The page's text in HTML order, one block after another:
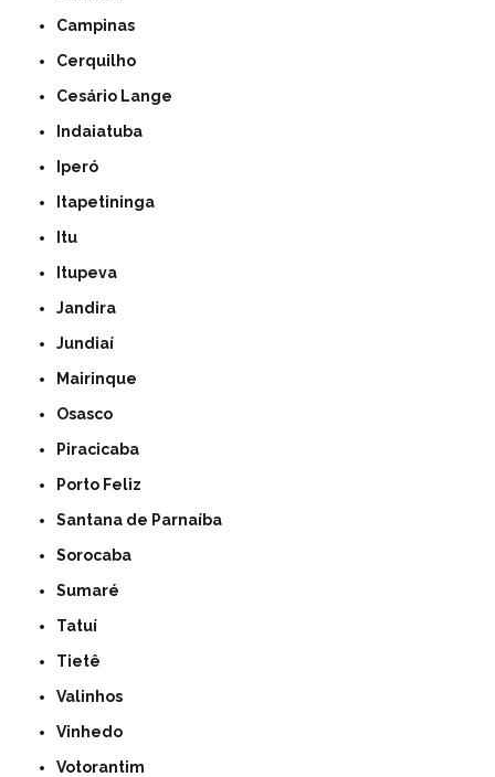
Campinas
Cerquilho
Cesário Lange
Indaiatuba
Iperó
Itapetininga
Itu
Itupeva
Jandira
Jundiaí
Mairinque
Osasco
Piracicaba
Porto Feliz
Santana de Parnaíba
Sorocaba
Sumaré
Tatuí
Tietê
Valinhos
Vinhedo
Votorantim